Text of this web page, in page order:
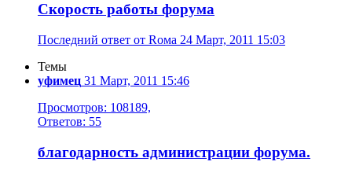
Скорость работы форума
Последний ответ от Rома 24 Март, 2011 15:03
Темы
уфимец 31 Март, 2011 15:46
Просмотров: 108189,
Ответов: 55
благодарность администрации форума.